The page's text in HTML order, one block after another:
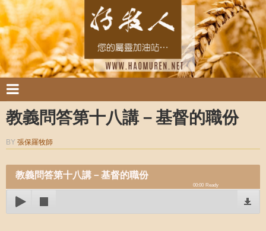
教義問答第十八講－基督的職份
BY 張保羅牧師
教義問答第十八講－基督的職份
00:00 Ready